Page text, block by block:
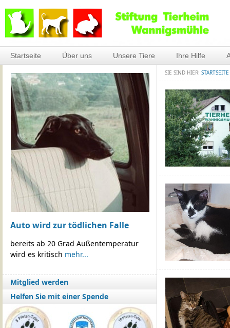
Startseite Über uns Unsere Tiere Ihre Hilfe
Auto wird zur tödlichen Falle
bereits ab 20 Grad Außentemperatur
wird es kritisch mehr...
Mitglied werden
Helfen Sie mit einer Spende
SIE SIND HIER: STARTSEITE